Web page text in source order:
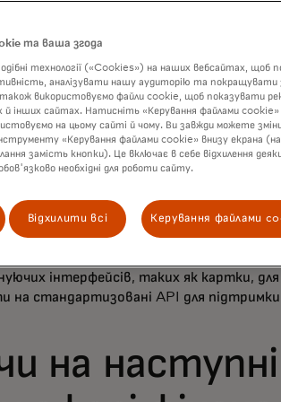
приватному, безпечному блокчейні,
з можливостями управління,
для фінансових додатків
та можливостей для здійснення
вашого банківського рахунку.
реалізувати весь потенціал технології
платежі та платежі між
досвід розробки мережевих
застосування такого
запускати новий блокчейн-реєстр
інтерфейсів, таких як картки,
стандартизовані API для підтримки
на наступні
та ваша згода
технології («Cookies») на наших вебсайтах, щоб
аналізувати нашу аудиторію та покращувати
використовуємо файли cookie, щоб показувати
й інших сайтах. Натисніть «Керування файлами
на цьому сайті й чому. Ви завжди можете
«Керування файлами cookie» внизу екрана (на
замість кнопки). Це включає в себе відхилення
необхідні для роботи сайту.
Відхилити всі Керування файлами